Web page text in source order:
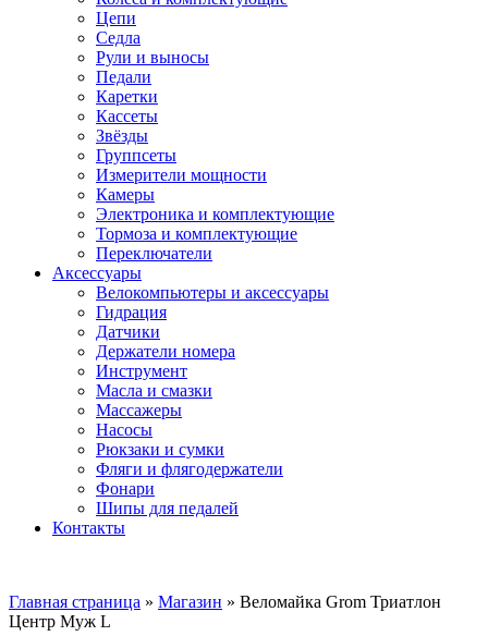
Цепи
Седла
Рули и выносы
Педали
Каретки
Кассеты
Звёзды
Группсеты
Измерители мощности
Камеры
Электроника и комплектующие
Тормоза и комплектующие
Переключатели
Аксессуары
Велокомпьютеры и аксессуары
Гидрация
Датчики
Держатели номера
Инструмент
Масла и смазки
Массажеры
Насосы
Рюкзаки и сумки
Фляги и флягодержатели
Фонари
Шипы для педалей
Контакты
Главная страница » Магазин » Веломайка Grom Триатлон
Центр Муж L